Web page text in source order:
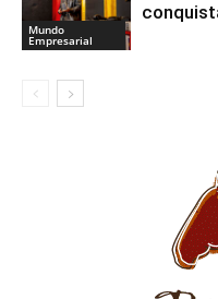
Mundo
Empresarial